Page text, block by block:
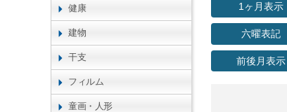
1ヶ月表示
六曜表記
前後月表示
健康
建物
干支
フィルム
童画・人形